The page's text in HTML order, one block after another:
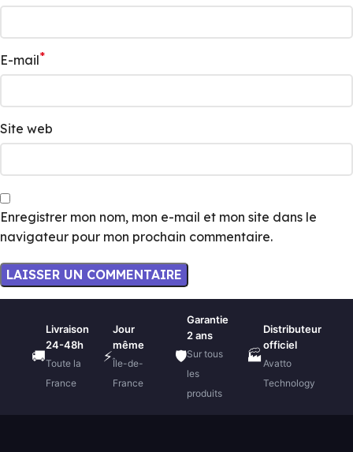
E-mail*
Site web
Enregistrer mon nom, mon e-mail et mon site dans le
navigateur pour mon prochain commentaire.
🚚
Livraison
24-48h
Toute la
France
⚡
Jour
même
Île-de-
France
🛡️
Garantie
2 ans
Sur tous
les
produits
🏭
Distributeur
officiel
Avatto
Technology